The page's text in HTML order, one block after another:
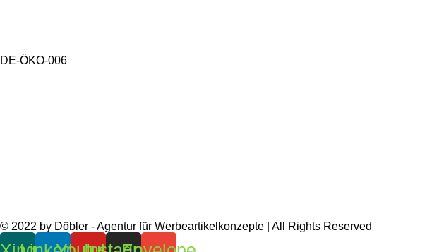
DE-ÖKO-006
© 2022 by Döbler - Agentur für Werbeartikelkonzepte | All Rights Reserved